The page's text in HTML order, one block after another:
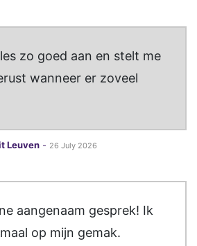
zo goed aan en stelt me
wanneer er zoveel
Leuven- 26 July 2026
aangenaam gesprek! Ik
op mijn gemak.